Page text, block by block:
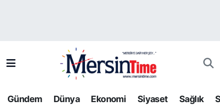
Gündem Dünya Ekonomi Siyaset Sağlık
Bilim-Teknoloji
Trafik Durumu